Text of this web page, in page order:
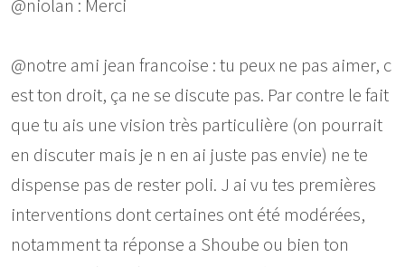
@niolan : Merci
@notre ami jean francoise : tu peux ne pas aimer, c
est ton droit, ça ne se discute pas. Par contre le fait
que tu ais une vision très particulière (on pourrait
en discuter mais je n en ai juste pas envie) ne te
dispense pas de rester poli. J ai vu tes premières
interventions dont certaines ont été modérées,
notamment ta réponse a Shoube ou bien ton